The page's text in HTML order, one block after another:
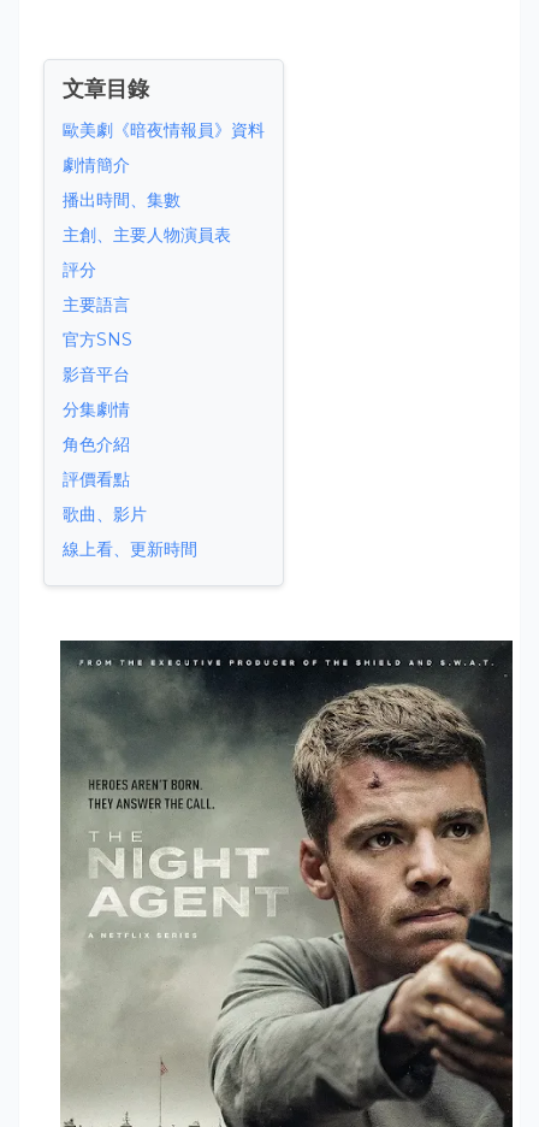
文章目錄
歐美劇《暗夜情報員》資料
劇情簡介
播出時間、集數
主創、主要人物演員表
評分
主要語言
官方SNS
影音平台
分集劇情
角色介紹
評價看點
歌曲、影片
線上看、更新時間